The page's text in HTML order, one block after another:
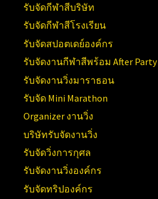
รับจัดกีฬาสีบริษัท
รับจัดกีฬาสีโรงเรียน
รับจัดสปอตเดย์องค์กร
รับจัดงานกีฬาสีพร้อม After Party
รับจัดงานวิ่งมาราธอน
รับจัด Mini Marathon
Organizer งานวิ่ง
บริษัทรับจัดงานวิ่ง
รับจัดวิ่งการกุศล
รับจัดงานวิ่งองค์กร
รับจัดทริปองค์กร